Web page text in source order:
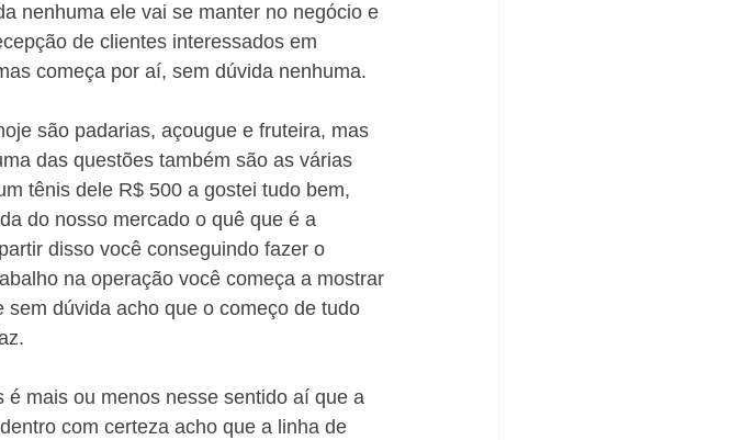
nenhuma ele vai se manter no negócio e
de clientes interessados em
começa por aí, sem dúvida nenhuma.
são padarias, açougue e fruteira, mas
das questões também são as várias
tênis dele R$ 500 a gostei tudo bem,
do nosso mercado o quê que é a
disso você conseguindo fazer o
na operação você começa a mostrar
dúvida acho que o começo de tudo
mais ou menos nesse sentido aí que a
com certeza acho que a linha de